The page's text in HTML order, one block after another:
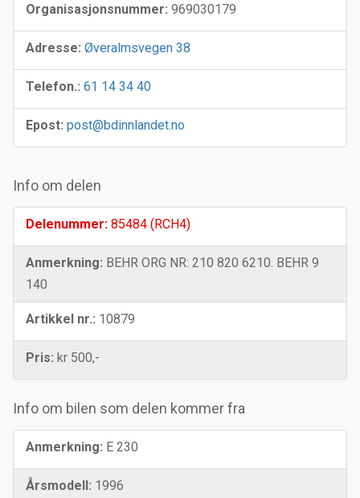
Organisasjonsnummer: 969030179
Adresse: Øveralmsvegen 38
Telefon.: 61 14 34 40
Epost: post@bdinnlandet.no
Info om delen
Delenummer: 85484 (RCH4)
Anmerkning: BEHR ORG NR: 210 820 6210. BEHR 9
140
Artikkel nr.: 10879
Pris: kr 500,-
Info om bilen som delen kommer fra
Anmerkning: E 230
Årsmodell: 1996